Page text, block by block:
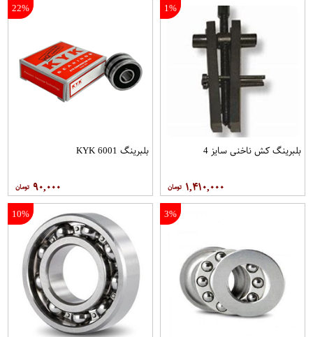
1%
بلبرینگ کش ناخنی سایز 4
۱,۴۱۰,۰۰۰
22%
بلبرینگ 6001 KYK
۹۰,۰۰۰
3%
10%